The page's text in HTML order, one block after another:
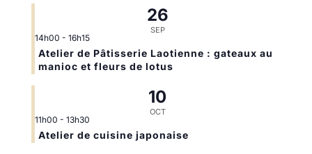
26
SEP
14h00 - 16h15
Atelier de Pâtisserie Laotienne : gateaux au
manioc et fleurs de lotus
10
OCT
11h00 - 13h30
Atelier de cuisine japonaise